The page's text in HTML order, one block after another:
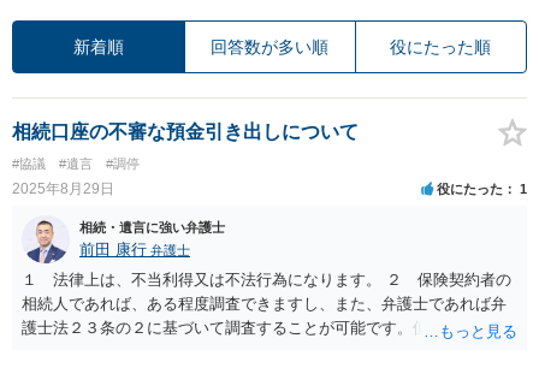
新着順 回答数が多い順 役にたった順
相続口座の不審な預金引き出しについて
#協議 #遺言 #調停
2025年8月29日 役にたった 1
相続・遺言に強い弁護士
前田 康行 弁護士
１ 法律上は、不当利得又は不法行為になります。 ２ 保険契約者の
相続人であれば、ある程度調査できますし、また、弁護士であれば弁
護士法２３条の２に基づいて調査することが可能です。但し、余り古